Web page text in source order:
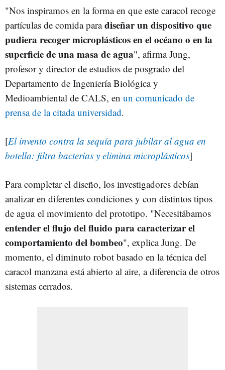
"Nos inspiramos en la forma en que este caracol recoge
partículas de comida paradiseñar un dispositivo que
pudiera recoger microplásticos en el océano o en la
superficie de una masa de agua", afirma Jung,
profesor y director de estudios de posgrado del
Departamento de Ingeniería Biológica y
Medioambiental de CALS, en un comunicado de
prensa de la citada universidad.
[El invento contra la sequía para jubilar al agua en
botella: filtra bacterias y elimina microplásticos]
Para completar el diseño, los investigadores debían
analizar en diferentes condiciones y con distintos tipos
de agua el movimiento del prototipo. "Necesitábamos
entender el flujo del fluido para caracterizar el
comportamiento del bombeo", explica Jung. De
momento, el diminuto robot basado en la técnica del
caracol manzana está abierto al aire, a diferencia de otros
sistemas cerrados.